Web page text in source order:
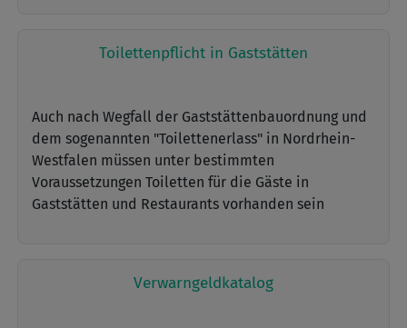
Toilettenpflicht in Gaststätten
Auch nach Wegfall der Gaststättenbauordnung und
dem sogenannten "Toilettenerlass" in Nordrhein-
Westfalen müssen unter bestimmten
Voraussetzungen Toiletten für die Gäste in
Gaststätten und Restaurants vorhanden sein
Verwarngeldkatalog